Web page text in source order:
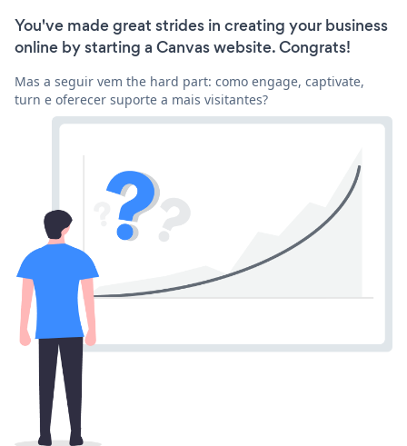
You've made great strides in creating your business
online by starting a Canvas website. Congrats!
Mas a seguir vem the hard part: como engage, captivate,
turn e oferecer suporte a mais visitantes?